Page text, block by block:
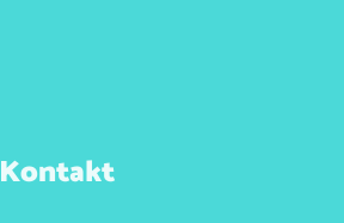
Kontakt